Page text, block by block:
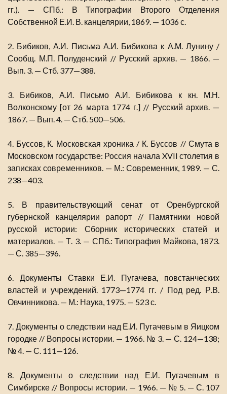
гг.). — СПб.: В Типографии Второго Отделения
Собственной Е.И. В. канцелярии, 1869. — 1036 с.
2. Бибиков, А.И. Письма А.И. Бибикова к А.М. Лунину /
Сообщ. М.П. Полуденский // Русский архив. — 1866. —
Вып. 3. — Стб. 377—388.
3. Бибиков, А.И. Письмо А.И. Бибикова к кн. М.Н.
Волконскому [от 26 марта 1774 г.] // Русский архив. —
1867. — Вып. 4. — Стб. 500—506.
4. Буссов, К. Московская хроника / К. Буссов // Смута в
Московском государстве: Россия начала XVII столетия в
записках современников. — М.: Современник, 1989. — С.
238—403.
5. В правительствующий сенат от Оренбургской
губернской канцелярии рапорт // Памятники новой
русской истории: Сборник исторических статей и
материалов. — Т. 3. — СПб.: Типография Майкова, 1873.
— С. 385—396.
6. Документы Ставки Е.И. Пугачева, повстанческих
властей и учреждений. 1773—1774 гг. / Под ред. Р.В.
Овчинникова. — М.: Наука, 1975. — 523 с.
7. Документы о следствии над Е.И. Пугачевым в Яицком
городке // Вопросы истории. — 1966. № 3. — С. 124—138;
№ 4. — С. 111—126.
8. Документы о следствии над Е.И. Пугачевым в
Симбирске // Вопросы истории. — 1966. — № 5. — С. 107